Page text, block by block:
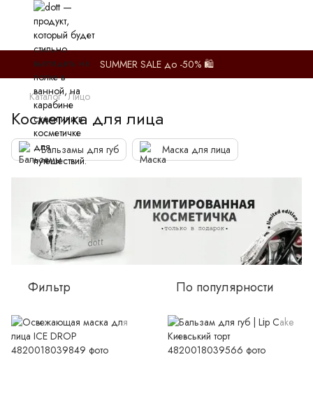
SUMMER SALE до -50% 🛍️
Каталог Лицо
Косметика для лица
Бальзамы для губ Маска для лица
Фильтр По популярности